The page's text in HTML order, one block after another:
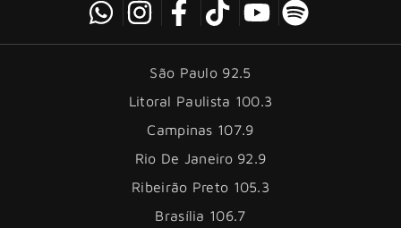
São Paulo 92.5
Litoral Paulista 100.3
Campinas 107.9
Rio De Janeiro 92.9
Ribeirão Preto 105.3
Brasília 106.7